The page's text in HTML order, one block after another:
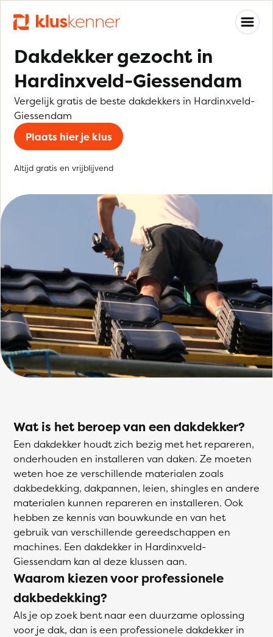
Dakdekker gezocht in
Hardinxveld-Giessendam
Vergelijk gratis de beste dakdekkers in Hardinxveld-
Giessendam
Plaats hier je klus
Altijd gratis en vrijblijvend
Wat is het beroep van een dakdekker?
Een dakdekker houdt zich bezig met het repareren,
onderhouden en installeren van daken. Ze moeten
weten hoe ze verschillende materialen zoals
dakbedekking, dakpannen, leien, shingles en andere
materialen kunnen repareren en installeren. Ook
hebben ze kennis van bouwkunde en van het
gebruik van verschillende gereedschappen en
machines. Een dakdekker in Hardinxveld-
Giessendam kan al deze klussen aan.
Waarom kiezen voor professionele
dakbedekking?
Als je op zoek bent naar een duurzame oplossing
voor je dak, dan is een professionele dakdekker in